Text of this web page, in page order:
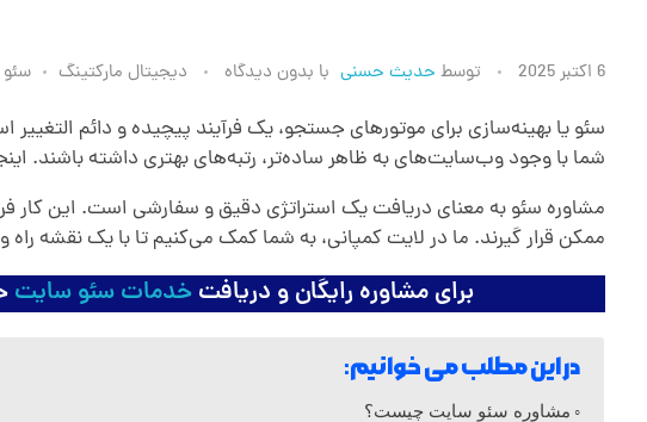
م
ش
ا
و
6 اکتبر 2025 توسط حدیث حسنی با بدون دیدگاه دیجیتال مارکتینگ سئو
سئو یا بهینه‌سازی برای موتورهای جستجو، یک فرآیند پیچیده و دائم
شما با وجود وب‌سایت‌های به ظاهر ساده‌تر، رتبه‌های بهتری داشته باشند.
مشاوره سئو به معنای دریافت یک استراتژی دقیق و سفارشی است. این کار
ممکن قرار گیرند. ما در لایت کمپانی، به شما کمک می‌کنیم تا با یک نقشه
برای مشاوره رایگان و دریافتخدمات سئو سایت
در این مطلب می خوانیم:
مشاوره سئو سایت چیست؟